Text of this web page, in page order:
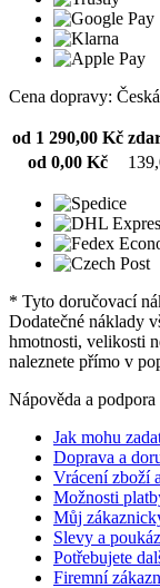
Cena dopravy:
od 1 290,00 Kč
od 0,00 Kč
* Tyto doručovací
Dodatečné náklady
hmotnosti, velikosti
naleznete přímo v
Nápověda a podpora
Jak mohu
Doprava a
Vrácení zboží
Možnosti
Můj
Slevy a
Potřebujete
Firemní